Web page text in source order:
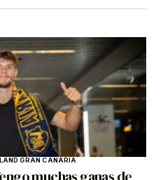
GRAN CANARIA